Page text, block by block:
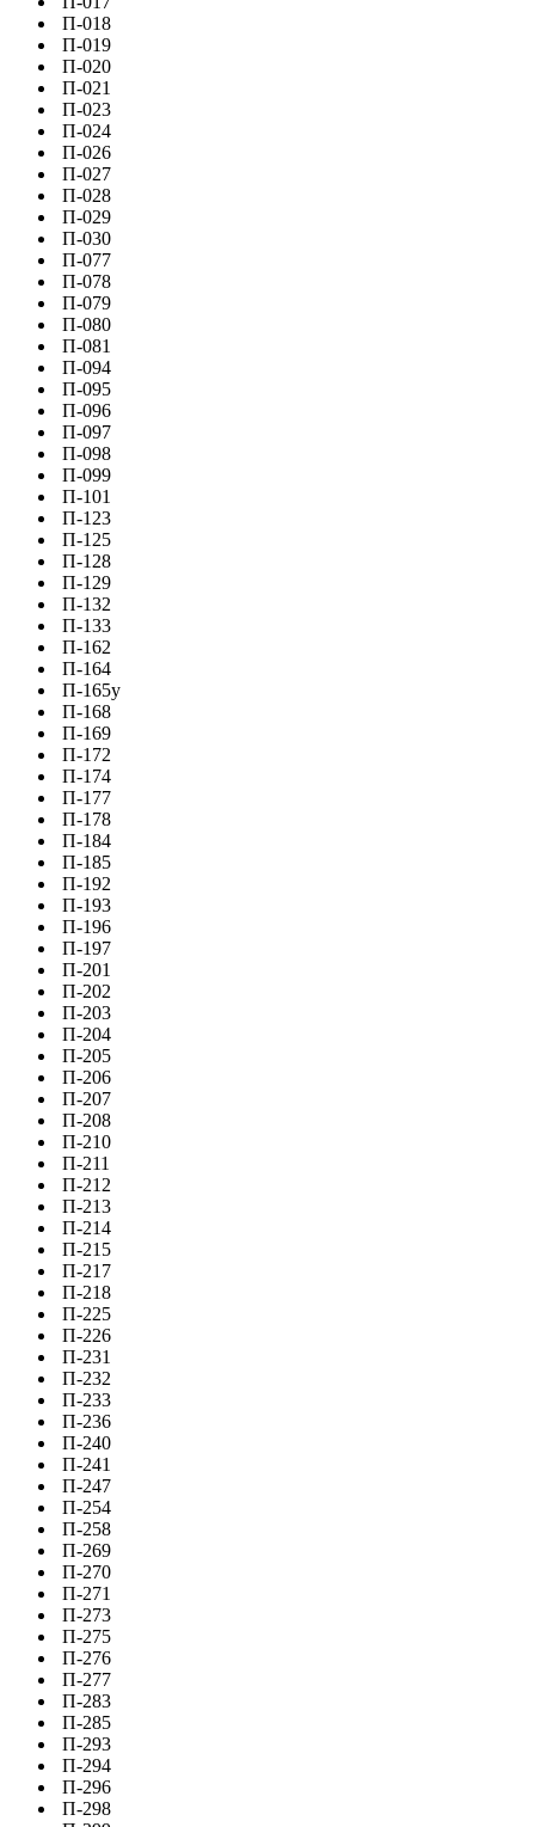
П-018
П-019
П-020
П-021
П-023
П-024
П-026
П-027
П-028
П-029
П-030
П-077
П-078
П-079
П-080
П-081
П-094
П-095
П-096
П-097
П-098
П-099
П-101
П-123
П-125
П-128
П-129
П-132
П-133
П-162
П-164
П-165у
П-168
П-169
П-172
П-174
П-177
П-178
П-184
П-185
П-192
П-193
П-196
П-197
П-201
П-202
П-203
П-204
П-205
П-206
П-207
П-208
П-210
П-211
П-212
П-213
П-214
П-215
П-217
П-218
П-225
П-226
П-231
П-232
П-233
П-236
П-240
П-241
П-247
П-254
П-258
П-269
П-270
П-271
П-273
П-275
П-276
П-277
П-283
П-285
П-293
П-294
П-296
П-298